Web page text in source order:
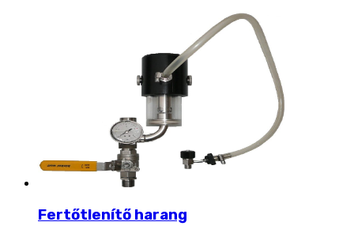
Fertőtlenítő harang